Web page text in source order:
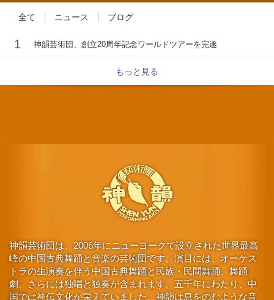
全て ニュース ブログ
1 神韻芸術団、創立20周年記念ワールドツアーを完遂
もっと見る
神韻芸術団は、2006年にニューヨークで設立された世界最高
峰の中国古典舞踊と音楽の芸術団です。演目には、オーケス
トラの生演奏を伴う中国古典舞踊と民族・民間舞踊、舞踊
劇、さらには独唱と独奏が含まれます。五千年にわたり、中
国では神伝文化が栄えていました。神韻は息をのむような音